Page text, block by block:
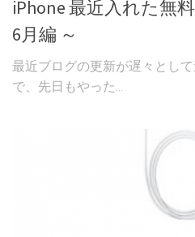
iPhone 最近入れた無
6月編 ～
最近ブログの更新が遅々とし
で、先日もやった...